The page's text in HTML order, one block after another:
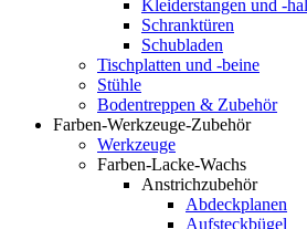
Kleiderstangen und -
Schranktüren
Schubladen
Tischplatten und -beine
Stühle
Bodentreppen & Zubehör
Farben-Werkzeuge-Zubehör
Werkzeuge
Farben-Lacke-Wachs
Anstrichzubehör
Abdeckplanen
Aufsteckbügel